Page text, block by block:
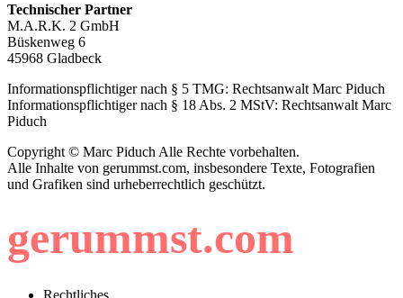
Technischer Partner
M.A.R.K. 2 GmbH
Büskenweg 6
45968 Gladbeck
Informationspflichtiger nach § 5 TMG: Rechtsanwalt Marc Piduch
Informationspflichtiger nach § 18 Abs. 2 MStV: Rechtsanwalt Marc
Piduch
Copyright © Marc Piduch Alle Rechte vorbehalten.
Alle Inhalte von gerummst.com, insbesondere Texte, Fotografien
und Grafiken sind urheberrechtlich geschützt.
gerummst.com
Rechtliches